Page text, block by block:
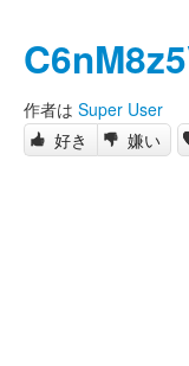
作者は Super User
好き
嫌い